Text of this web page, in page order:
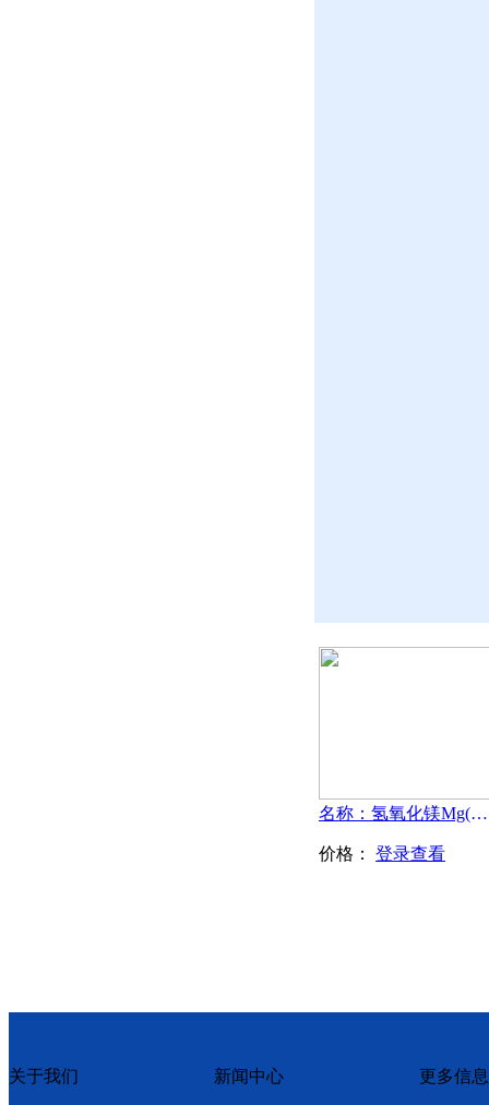
名称：氢氧化镁Mg(OH)2单晶
价格： 登录查看
关于我们 新闻中心 更多信息